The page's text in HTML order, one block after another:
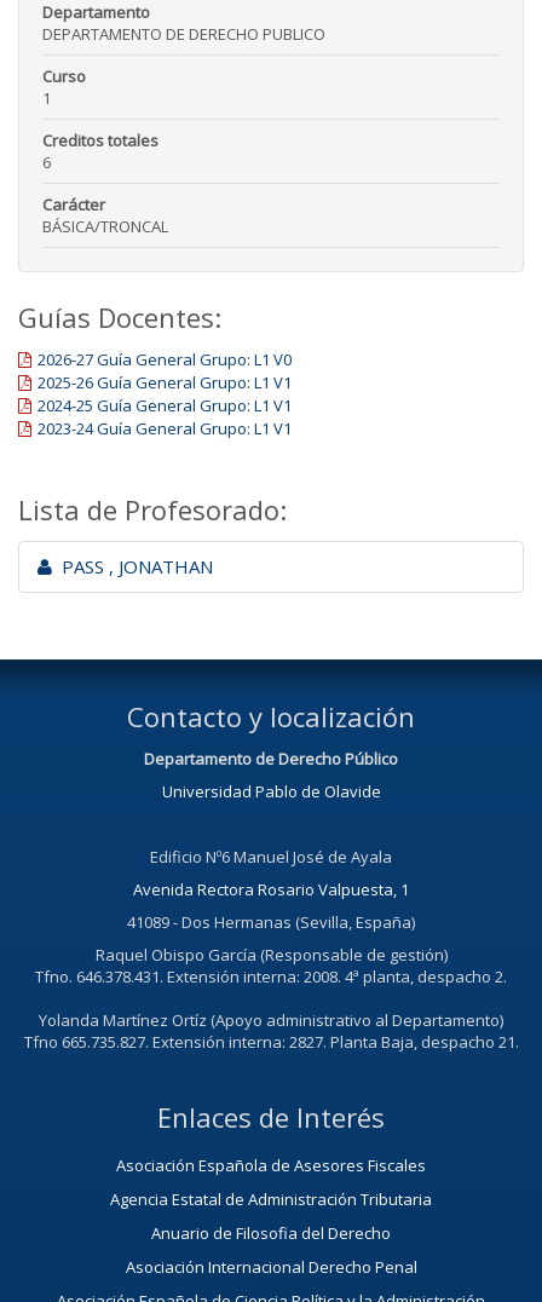
Departamento
DEPARTAMENTO DE DERECHO PUBLICO
Curso
1
Creditos totales
6
Carácter
BÁSICA/TRONCAL
Guías Docentes:
2026-27 Guía General Grupo: L1 V0
2025-26 Guía General Grupo: L1 V1
2024-25 Guía General Grupo: L1 V1
2023-24 Guía General Grupo: L1 V1
Lista de Profesorado:
PASS , JONATHAN
Contacto y localización
Departamento de Derecho Público
Universidad Pablo de Olavide
Edificio Nº6 Manuel José de Ayala
Avenida Rectora Rosario Valpuesta, 1
41089 - Dos Hermanas (Sevilla, España)
Raquel Obispo García (Responsable de gestión)
Tfno. 646.378.431. Extensión interna: 2008. 4ª planta, despacho 2.
Yolanda Martínez Ortíz (Apoyo administrativo al Departamento)
Tfno 665.735.827. Extensión interna: 2827. Planta Baja, despacho 21.
Enlaces de Interés
Asociación Española de Asesores Fiscales
Agencia Estatal de Administración Tributaria
Anuario de Filosofia del Derecho
Asociación Internacional Derecho Penal